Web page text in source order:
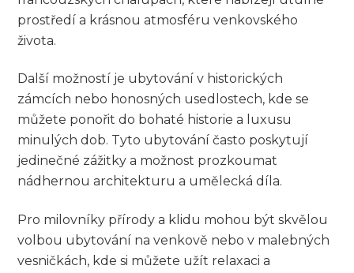
prostředí a krásnou atmosféru venkovského
života.
Další možností je ubytování v historických
zámcích nebo honosných usedlostech, kde se
můžete ponořit do bohaté historie a luxusu
minulých dob. Tyto ubytování často poskytují
jedinečné zážitky a možnost prozkoumat
nádhernou architekturu a umělecká díla.
Pro milovníky přírody a klidu mohou být skvělou
volbou ubytování na venkově nebo v malebných
vesničkách, kde si můžete užít relaxaci a